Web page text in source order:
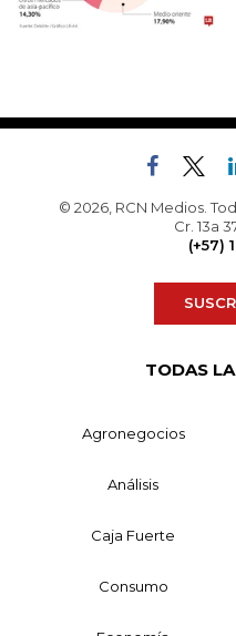
© 2026, RCN Medios.
Cr. 13a
(+57)
TODAS
Agronegocios
Análisis
Caja Fuerte
Consumo